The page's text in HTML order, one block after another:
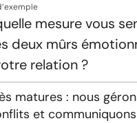
mesure vous
deux mûrs
relation ?
matures : nous
et